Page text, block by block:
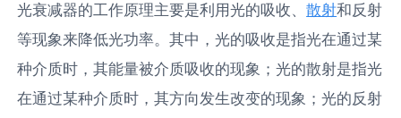
光衰减器的工作原理主要是利用光的吸收、散射和反射
等现象来降低光功率。其中，光的吸收是指光在通过某
种介质时，其能量被介质吸收的现象；光的散射是指光
在通过某种介质时，其方向发生改变的现象；光的反射